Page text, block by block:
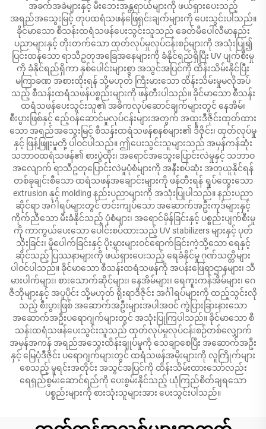
အခက်အခဲများနှင့် မီးဘေးအန္တရာယ်များကို ဖယ်ရှားပေးသည့်
အရည်အသွေးမြင့် တုပထရံသဖန်ဖြေရှင်းချက်များကို ပေးသွင်းပါသည်။
ခိုင်မာသော စီသန်းထရံသဖန်ပေးသွင်းသူသည် ခေတ်မီပေါ်လီမာနည်း
ပညာများနှင့် တိုးတက်သော ထုတ်လုပ်မှုလုပ်ငန်းစဉ်များကို အသုံးပြု၍
ပြင်းထန်သော ရာသီဥတုအခြေအနေများကို ခံနိုင်ရည်ရှိပြီး UV ပျက်စီးမှု
ကို ခံနိုင်ရည်ရှိကာ နှစ်ပေါင်းများစွာ အသွင်အပြင်ကို ထိန်းသိမ်းနိုင်ပြီး
မကြာခဏ အစားထိုးရန် သို့မဟုတ် ကြီးမားသော ထိန်းသိမ်းမှုမလိုအပ်
သည့် စီသန်းထရံသဖန်ပစ္စည်းများကို ဖန်တီးပါသည်။ ခိုင်မာသော စီသန်း
ထရံသဖန်ပေးသွင်းသူ၏ အဓိကလုပ်ဆောင်ချက်များတွင် နေအိမ်၊
စီးပွားဖြစ်နှင့် ဧည့်ဝန်ဆောင်မှုလုပ်ငန်းများအတွက် အထူးဒီဇိုင်းထုတ်ထား
သော အရည်အသွေးမြင့် စီသန်းထရံသဖန်စနစ်များ၏ ဒီဇိုင်း၊ ထုတ်လုပ်မှု
နှင့် ဖြန့်ဖြူးမှုတို့ ပါဝင်ပါသည်။ ဤပေးသွင်းသူများသည် အမှန်ကန်ဆုံး
သဘာဝထရံသဖန်၏ စားပွဲထိုး၊ အရောင်အသွေးပြောင်းလဲမှုနှင့် သဘာဝ
အလျောက် ရာသီဥတုပြောင်းလဲမှုပုံစံများကို အနီးစပ်ဆုံး အတုယူနိုင်ရန်
တစ်ခုချင်းစီသော ထရံသဖန်အချောင်းများကို ဖန်တီးရန် ရှုပ်ထွေးသော
extrusion နှင့် molding နည်းပညာများကို အသုံးပြုပါသည်။ နည်းပညာ
ဆိုင်ရာ အင်္ဂါရပ်များတွင် တင်းကျပ်သော အဆောက်အဦးကုဒ်များနှင့်
ကိုက်ညီသော မီးခံနိုင်သည့် ပုံစံများ၊ အရောင်မှိန်ခြင်းနှင့် ပစ္စည်းပျက်စီးမှု
ကို ကာကွယ်ပေးသော ပေါင်းစပ်ထားသည့် UV stabilizers များနှင့် ပုတ်
သိုးခြင်း၊ မှိုပေါက်ခြင်းနှင့် ပိုးမွှားများဝင်ရောက်ခြင်းကဲ့သို့သော ရေနှင့်
ဆိုင်သည့် ပြဿနာများကို ဖယ်ရှားပေးသည့် ရေခံနိုင်မှု ဂုဏ်သတ္တိများ
ပါဝင်ပါသည်။ ခိုင်မာသော စီသန်းထရံသဖန်ကို အပန်းဖြေရာဌာနများ၊ သီ
မားပါက်များ၊ စားသောက်ဆိုင်များ၊ နေအိမ်များ၊ ရေကူးကန်အိမ်များ၊ ဂေ
ဇီဘိုများနှင့် အပူပိုင်း သို့မဟုတ် ရိုးရာဒီဇိုင်း အင်္ဂါရပ်များကို ထည့်သွင်းလို
သည့် စီးပွားဖြစ် အဆောက်အဦးများအပါအဝင် ကွဲပြားခြားနားသော
အဆောက်အဦးပရောဂျက်များတွင် အသုံးပြုကြပါသည်။ ခိုင်မာသော စီ
သန်းထရံသဖန်ပေးသွင်းသူသည် ထုတ်လုပ်မှုလုပ်ငန်းစဉ်တစ်လျှောက်
အမှန်အကန် အရည်အသွေးထိန်းချုပ်မှုကို သေချာစေပြီး အဆောက်အဦး
နှင့် မြေပုံဒီဇိုင်း ပရောဂျက်များတွင် ထရံသဖန်အမိုးများကို လူကြိုက်များ
စေသည့် မူရင်းအတိုင်း အသွင်အပြင်ကို ထိန်းသိမ်းထားသော်လည်း
ရေရှည်စွမ်းဆောင်ရည်ကို ပေးစွမ်းနိုင်သည့် ယုံကြည်စိတ်ချရသော
ပစ္စည်းများကို စားသုံးသူများအား ပေးသွင်းပါသည်။